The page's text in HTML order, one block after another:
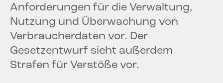
Anforderungen für die Verwaltung,
Nutzung und Überwachung von
Verbraucherdaten vor. Der
Gesetzentwurf sieht außerdem
Strafen für Verstöße vor.